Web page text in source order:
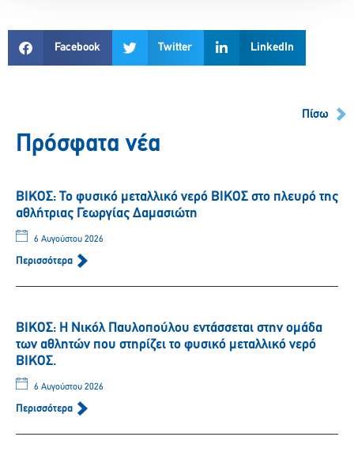
Facebook Twitter LinkedIn
Πίσω
Πρόσφατα νέα
ΒΙΚΟΣ: Το φυσικό μεταλλικό νερό ΒΙΚΟΣ στο πλευρό της
αθλήτριας Γεωργίας Δαμασιώτη
6 Αυγούστου 2026
Περισσότερα
ΒΙΚΟΣ: Η Νικόλ Παυλοπούλου εντάσσεται στην ομάδα
των αθλητών που στηρίζει το φυσικό μεταλλικό νερό
ΒΙΚΟΣ.
6 Αυγούστου 2026
Περισσότερα